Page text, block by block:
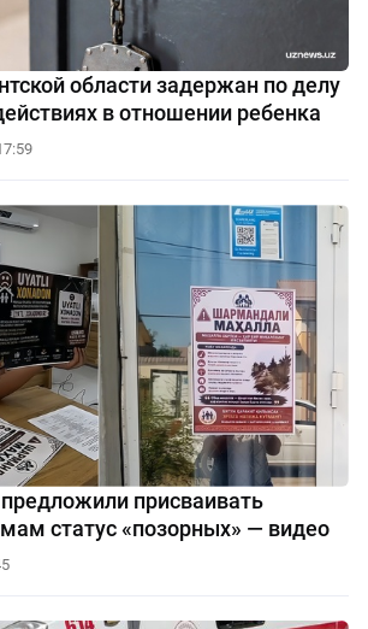
области задержан по делу
в отношении ребенка
присваивать
статус «позорных» — видео